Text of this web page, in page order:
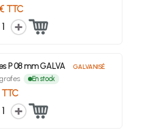
TTC
1
P 08 mm GALVA GALVANISÉ
En stock
TTC
1